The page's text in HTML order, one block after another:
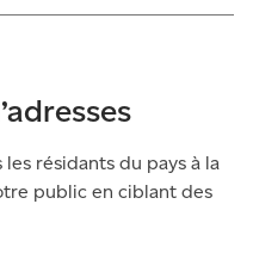
résidants du pays à la
public en ciblant des